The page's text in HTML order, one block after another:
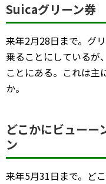
Suicaグリーン券
来年2月28日まで。グ
乗ることにしているが
ことにある。これは主
か。
どこかにビュー
ン
来年5月31日まで。ど